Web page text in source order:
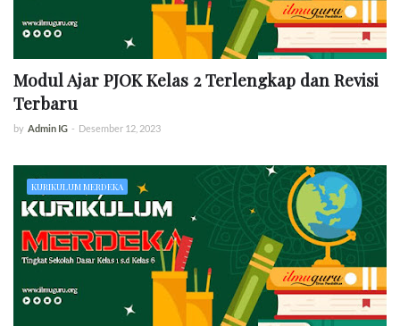
Modul Ajar PJOK Kelas 2 Terlengkap dan Revisi
Terbaru
by Admin IG - Desember 12, 2023
KURIKULUM MERDEKA